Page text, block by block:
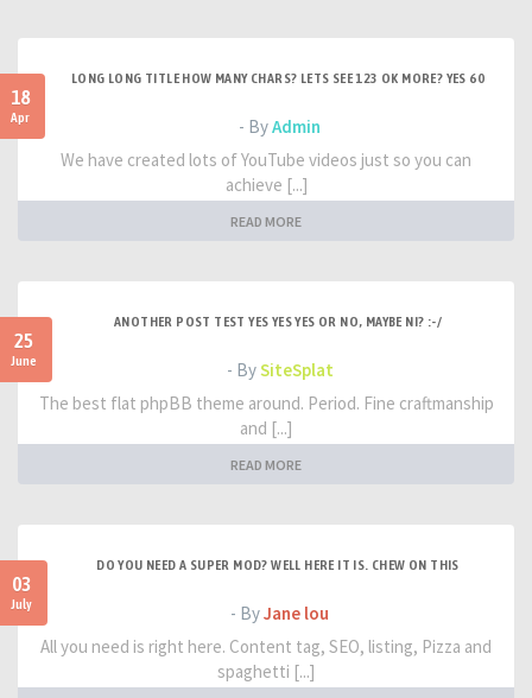
18
Apr
LONG LONG TITLE HOW MANY CHARS? LETS SEE 123 OK MORE? YES 60
- ByAdmin
We have created lots of YouTube videos just so you can
achieve [...]
READ MORE
25
June
ANOTHER POST TEST YES YES YES OR NO, MAYBE NI? :-/
- BySiteSplat
The best flat phpBB theme around. Period. Fine craftmanship
and [...]
READ MORE
03
July
DO YOU NEED A SUPER MOD? WELL HERE IT IS. CHEW ON THIS
- ByJane lou
All you need is right here. Content tag, SEO, listing, Pizza and
spaghetti [...]